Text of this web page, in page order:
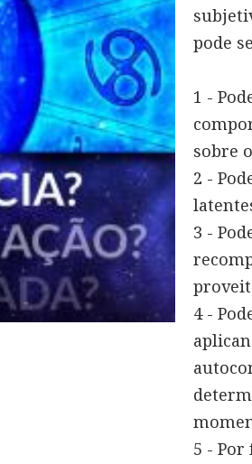
pode
1 -
sobre
2 -
3 -
4 -
5 - Por